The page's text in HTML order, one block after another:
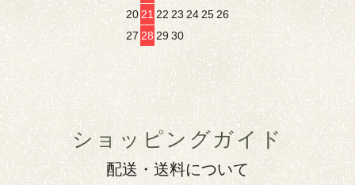
20 21 22 23 242526
27 28 2930
ショッピングガイド
配送・送料について